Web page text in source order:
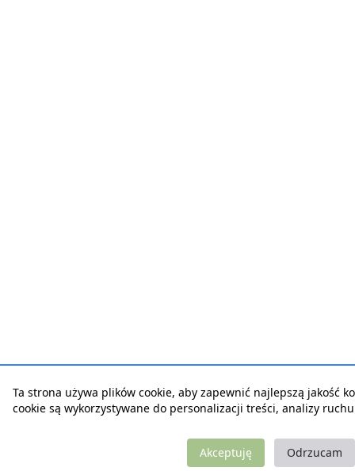
Ta strona używa plików cookie, aby zapewnić najlepszą jakość
cookie są wykorzystywane do personalizacji treści, analizy
Akceptuję Odrzucam